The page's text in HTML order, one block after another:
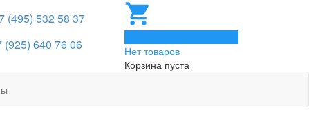
(495) 532 58 37
(925) 640 76 06
Нет товаров
Корзина пуста